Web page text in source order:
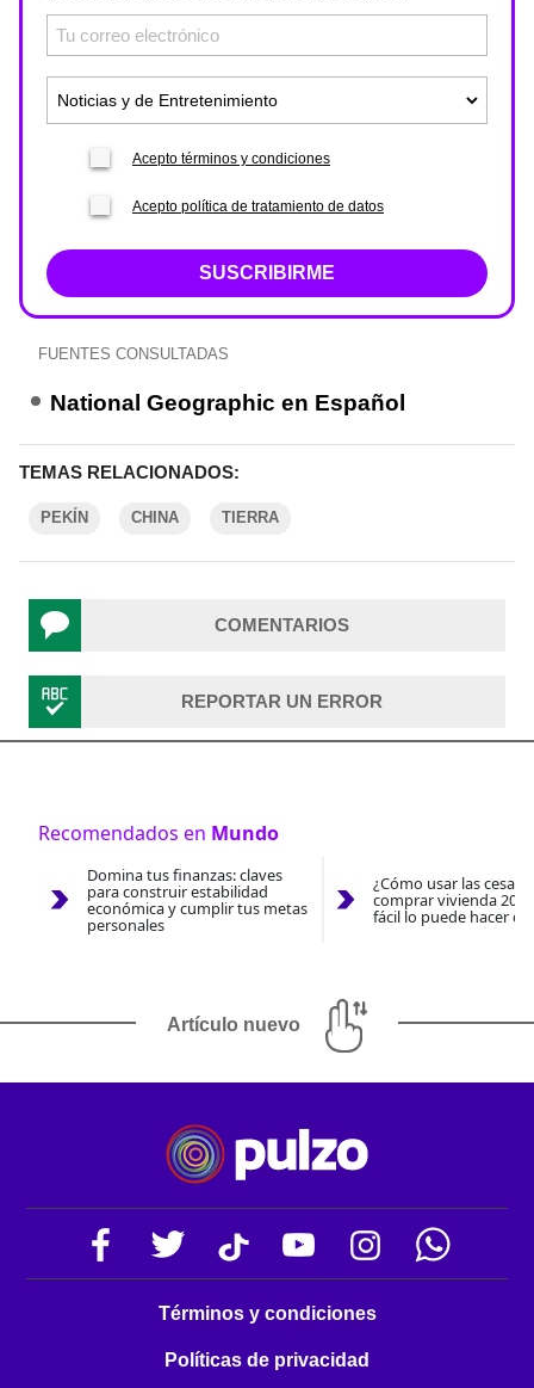
Acepto términos y condiciones
Acepto política de tratamiento de datos
SUSCRIBIRME
FUENTES CONSULTADAS
National Geographic en Español
TEMAS RELACIONADOS:
PEKÍN CHINA TIERRA
COMENTARIOS
REPORTAR UN ERROR
Recomendados en Mundo
Domina tus finanzas: claves
para construir estabilidad
económica y cumplir tus metas
personales
¿Cómo usar las
comprar vivienda
fácil lo puede hacer
Artículo nuevo
Términos y condiciones
Políticas de privacidad